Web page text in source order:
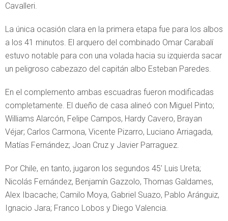
Cavalleri.
La única ocasión clara en la primera etapa fue para los albos
a los 41 minutos. El arquero del combinado Omar Carabalí
estuvo notable para con una volada hacia su izquierda sacar
un peligroso cabezazo del capitán albo Esteban Paredes.
En el complemento ambas escuadras fueron modificadas
completamente. El dueño de casa alineó con Miguel Pinto;
Williams Alarcón, Felipe Campos, Hardy Cavero, Brayan
Véjar; Carlos Carmona, Vicente Pizarro, Luciano Arriagada,
Matías Fernández; Joan Cruz y Javier Parraguez.
Por Chile, en tanto, jugaron los segundos 45’ Luis Ureta;
Nicolás Fernández, Benjamín Gazzolo, Thomas Galdames,
Alex Ibacache; Camilo Moya, Gabriel Suazo, Pablo Aránguiz,
Ignacio Jara; Franco Lobos y Diego Valencia.